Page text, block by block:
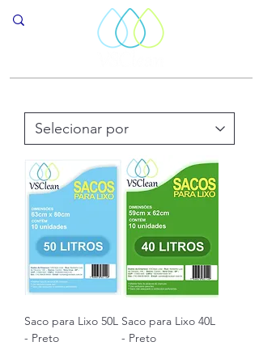
Saco para Lixo 50L
- Preto
Saco para Lixo 40L
- Preto